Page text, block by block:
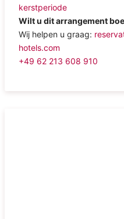
kerstperiode
Wilt u dit arrangement
Wij helpen u graag:
hotels.com
+49 62 213 608 910